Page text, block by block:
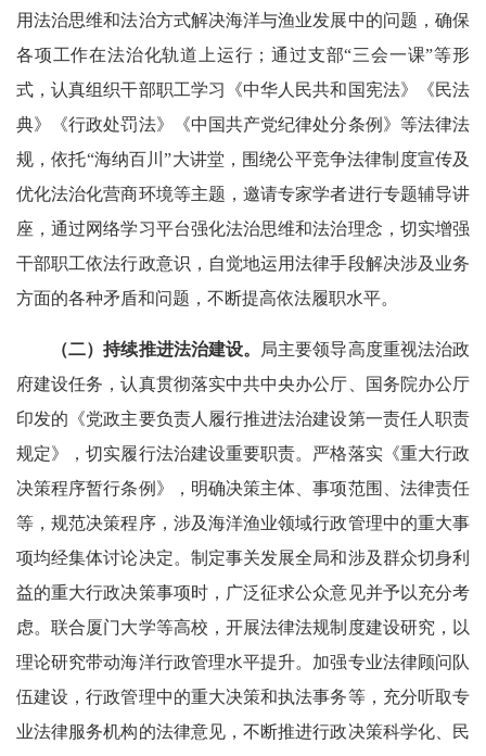
用法治思维和法治方式解决海洋与渔业发展中的问题，确保
各项工作在法治化轨道上运行；通过支部“三会一课”等形
式，认真组织干部职工学习《中华人民共和国宪法》《民法
典》《行政处罚法》《中国共产党纪律处分条例》等法律法
规，依托“海纳百川”大讲堂，围绕公平竞争法律制度宣传及
优化法治化营商环境等主题，邀请专家学者进行专题辅导讲
座，通过网络学习平台强化法治思维和法治理念，切实增强
干部职工依法行政意识，自觉地运用法律手段解决涉及业务
方面的各种矛盾和问题，不断提高依法履职水平。
（二）持续推进法治建设。
局主要领导高度重视法治政
府建设任务，认真贯彻落实中共中央办公厅、国务院办公厅
印发的《党政主要负责人履行推进法治建设第一责任人职责
规定》，切实履行法治建设重要职责。严格落实《重大行政
决策程序暂行条例》，明确决策主体、事项范围、法律责任
等，规范决策程序，涉及海洋渔业领域行政管理中的重大事
项均经集体讨论决定。制定事关发展全局和涉及群众切身利
益的重大行政决策事项时，广泛征求公众意见并予以充分考
虑。联合厦门大学等高校，开展法律法规制度建设研究，以
理论研究带动海洋行政管理水平提升。加强专业法律顾问队
伍建设，行政管理中的重大决策和执法事务等，充分听取专
业法律服务机构的法律意见，不断推进行政决策科学化、民